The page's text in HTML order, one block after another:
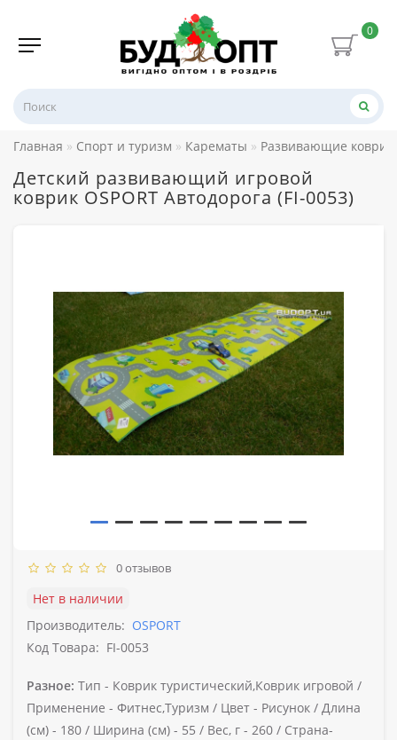
0
Главная Спорт и туризм Карематы Развивающие
Детский развивающий игровой
коврик OSPORT Автодорога (FI-0053)
0 отзывов
Нет в наличии
Производитель: OSPORT
Код Товара: FI-0053
Разное: Тип - Коврик туристический,Коврик игровой /
Применение - Фитнес,Туризм / Цвет - Рисунок / Длина
(см) - 180 / Ширина (см) - 55 / Вес, г - 260 / Страна-